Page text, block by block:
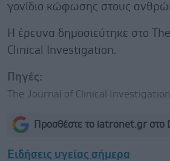
γονίδιο κώφωσης στους
Η έρευνα δημοσιεύτηκε στο
Clinical Investigation.
Πηγές:
The Journal of Clinical Investigation.
Προσθέστε το iatronet.gr στο
Ειδήσεις υγείας σήμερα